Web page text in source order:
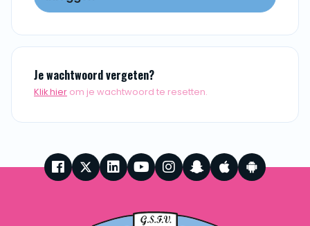
Je wachtwoord vergeten?
Klik hier om je wachtwoord te resetten.